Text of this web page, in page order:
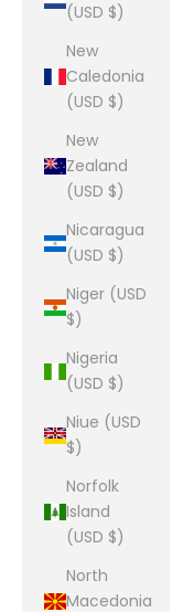
(USD $)
New
Caledonia
(USD $)
New
Zealand
(USD $)
Nicaragua
(USD $)
Niger (USD
$)
Nigeria
(USD $)
Niue (USD
$)
Norfolk
Island
(USD $)
North
Macedonia